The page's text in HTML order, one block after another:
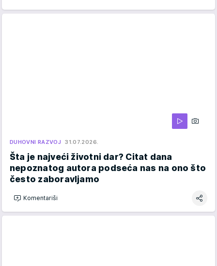
DUHOVNI RAZVOJ 31.07.2026.
Šta je najveći životni dar? Citat dana
nepoznatog autora podseća nas na ono što
često zaboravljamo
Komentariši